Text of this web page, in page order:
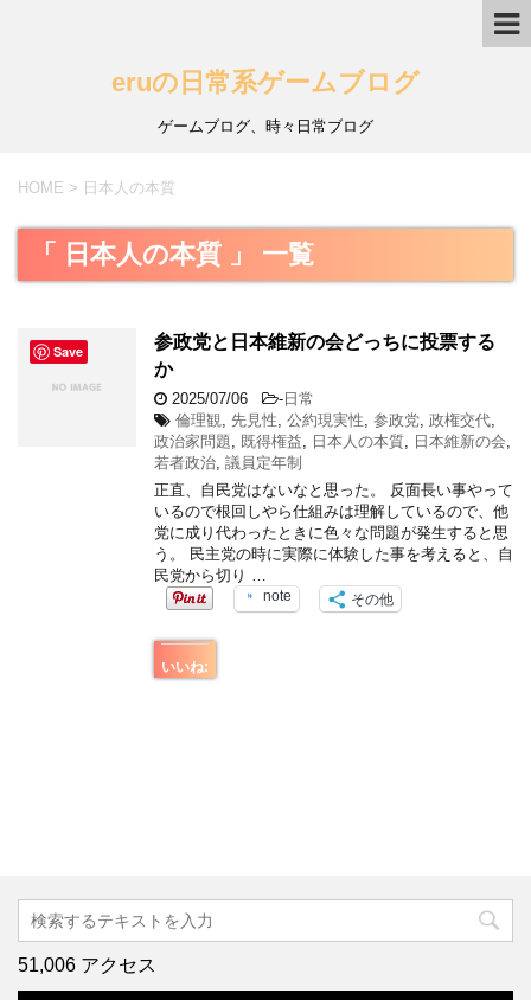
eruの日常系ゲームブログ
ゲームブログ、時々日常ブログ
HOME > 日本人の本質
「 日本人の本質 」 一覧
参政党と日本維新の会どっちに投票する
か
2025/07/06 -日常
倫理観
先見性 公約現実性 参政党 政権交代
政治家問題
既得権益 日本人の本質 日本維新の会
若者政治 議員定年制
正直、自民党はないなと思った。 反面長い事やって
いるので根回しやら仕組みは理解しているので、他
党に成り代わったときに色々な問題が発生すると思
う。 民主党の時に実際に体験した事を考えると、自
民党から切り …
note その他
いいね:
51,006 アクセス
Save